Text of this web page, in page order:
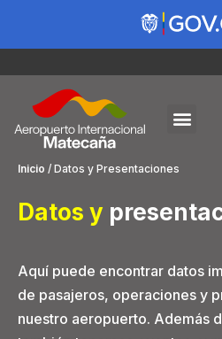
Inicio / Datos y Presentaciones
Datos y
Aquí puede encontrar datos
de pasajeros, operaciones y
nuestro aeropuerto. Además